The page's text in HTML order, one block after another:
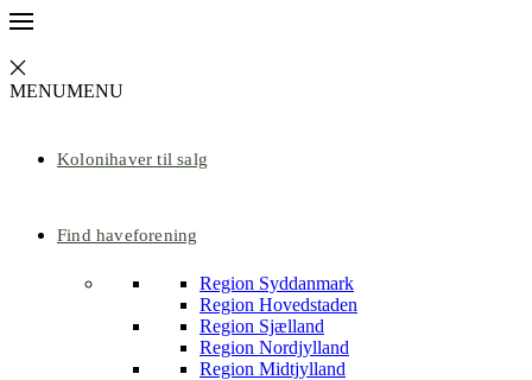
MENUMENU
Kolonihaver til salg
Find haveforening
Region Syddanmark
Region Hovedstaden
Region Sjælland
Region Nordjylland
Region Midtjylland